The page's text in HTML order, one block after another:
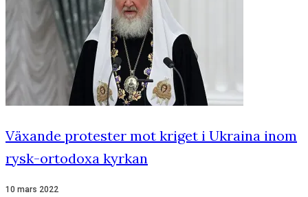
Växande protester mot kriget i Ukraina inom
rysk-ortodoxa kyrkan
10 mars 2022